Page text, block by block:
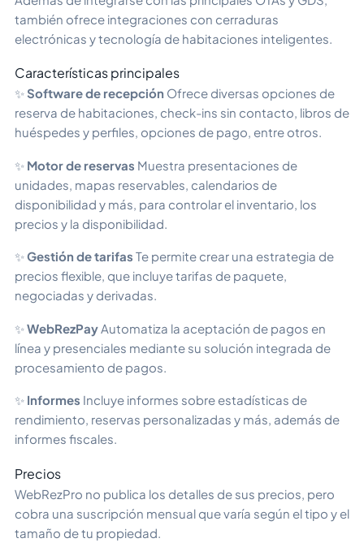
también ofrece integraciones con cerraduras
electrónicas y tecnología de habitaciones inteligentes.
Características principales
✨Software de recepción Ofrece diversas opciones de
reserva de habitaciones, check-ins sin contacto, libros de
huéspedes y perfiles, opciones de pago, entre otros.
✨ Motor de reservas Muestra presentaciones de
unidades, mapas reservables, calendarios de
disponibilidad y más, para controlar el inventario, los
precios y la disponibilidad.
✨Gestión de tarifas Te permite crear una estrategia de
precios flexible, que incluye tarifas de paquete,
negociadas y derivadas.
✨WebRezPayAutomatiza la aceptación de pagos en
línea y presenciales mediante su solución integrada de
procesamiento de pagos.
✨ Informes Incluye informes sobre estadísticas de
rendimiento, reservas personalizadas y más, además de
informes fiscales.
Precios
WebRezPro no publica los detalles de sus precios, pero
cobra una suscripción mensual que varía según el tipo y el
tamaño de tu propiedad.